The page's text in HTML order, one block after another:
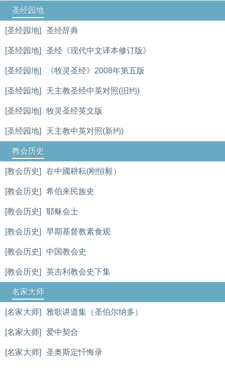
圣经园地
[圣经园地] 圣经辞典
[圣经园地] 圣经《现代中文译本修订版》
[圣经园地] 《牧灵圣经》2008年第五版
[圣经园地] 天主教圣经中英对照(旧约)
[圣经园地] 牧灵圣经英文版
[圣经园地] 天主教中英对照(新约)
教会历史
[教会历史] 在中國耕耘(刚恒毅）
[教会历史] 希伯来民族史
[教会历史] 耶稣会士
[教会历史] 早期基督教素食观
[教会历史] 中国教会史
[教会历史] 英吉利教会史下集
名家大师
[名家大师] 雅歌讲道集（圣伯尔纳多）
[名家大师] 爱中契合
[名家大师] 圣奥斯定忏悔录